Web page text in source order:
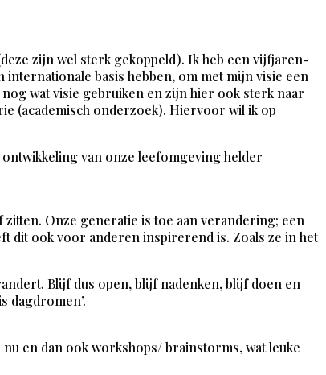
zijn wel sterk gekoppeld). Ik heb een vijfjaren-
internationale basis hebben, om met mijn visie een
wat visie gebruiken en zijn hier ook sterk naar
(academisch onderzoek). Hiervoor wil ik op
van onze leefomgeving helder
Onze generatie is toe aan verandering; een
dit ook voor anderen inspirerend is. Zoals ze in het
Blijf dus open, blijf nadenken, blijf doen en
dagdromen’.
en dan ook workshops/ brainstorms, wat leuke